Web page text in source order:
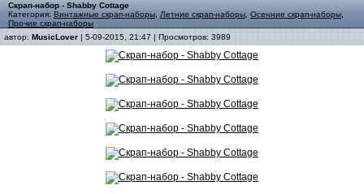
Скрап-набор - Shabby Cottage
Категория: Винтажные скрап-наборы Летние скрап-наборы Осенние скрап-наборы
Прочие скрап-наборы
автор: MusicLover | 5-09-2015, 21:47 | Просмотров: 3989